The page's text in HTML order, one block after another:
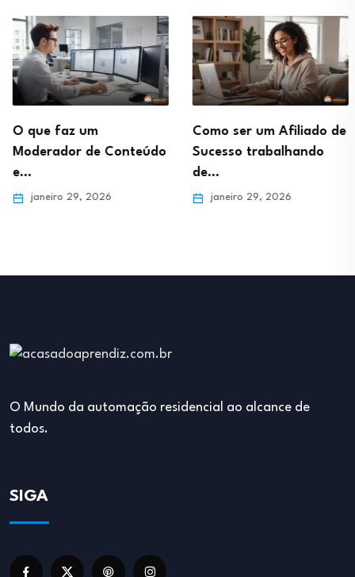
O que faz um
Moderador de Conteúdo
e…
janeiro 29, 2026
Como ser um Afiliado de
Sucesso trabalhando
de…
janeiro 29, 2026
O Mundo da automação residencial ao alcance de
todos.
SIGA